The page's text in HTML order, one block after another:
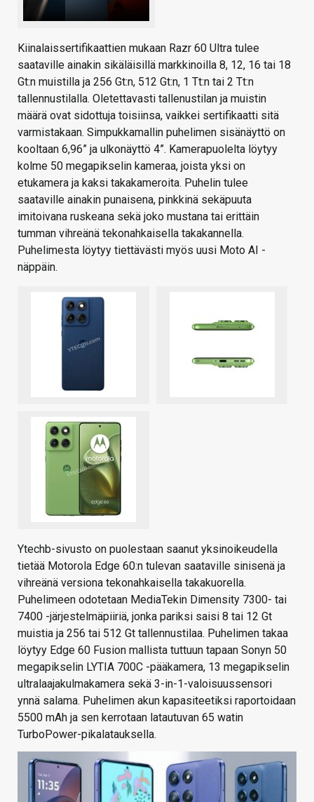
Kiinalaissertifikaattien mukaan Razr 60 Ultra tulee
saataville ainakin sikäläisillä markkinoilla 8, 12, 16 tai 18
Gt:n muistilla ja 256 Gt:n, 512 Gt:n, 1 Tt:n tai 2 Tt:n
tallennustilalla. Oletettavasti tallenustilan ja muistin
määrä ovat sidottuja toisiinsa, vaikkei sertifikaatti sitä
varmistakaan. Simpukkamallin puhelimen sisänäyttö on
kooltaan 6,96” ja ulkonäyttö 4”. Kamerapuolelta löytyy
kolme 50 megapikselin kameraa, joista yksi on
etukamera ja kaksi takakameroita. Puhelin tulee
saataville ainakin punaisena, pinkkinä sekäpuuta
imitoivana ruskeana sekä joko mustana tai erittäin
tumman vihreänä tekonahkaisella takakannella.
Puhelimesta löytyy tiettävästi myös uusi Moto AI -
näppäin.
Ytechb-sivusto on puolestaan saanut yksinoikeudella
tietää Motorola Edge 60:n tulevan saataville sinisenä ja
vihreänä versiona tekonahkaisella takakuorella.
Puhelimeen odotetaan MediaTekin Dimensity 7300- tai
7400 -järjestelmäpiiriä, jonka pariksi saisi 8 tai 12 Gt
muistia ja 256 tai 512 Gt tallennustilaa. Puhelimen takaa
löytyy Edge 60 Fusion mallista tuttuun tapaan Sonyn 50
megapikselin LYTIA 700C -pääkamera, 13 megapikselin
ultralaajakulmakamera sekä 3-in-1-valoisuussensori
ynnä salama. Puhelimen akun kapasiteetiksi raportoidaan
5500 mAh ja sen kerrotaan latautuvan 65 watin
TurboPower-pikalatauksella.